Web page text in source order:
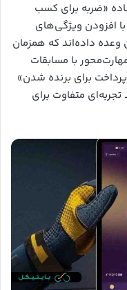
«ضربه برای کسب
افزودن ویژگی‌های
داده‌اند که همزمان
با مسابقات
برای برنده شدن»
تجربه‌ای متفاوت برای